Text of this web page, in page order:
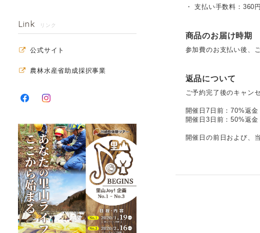
Link リンク
公式サイト
農林水産省助成採択事業
・ 支払い手数料：360
商品のお届け時期
参加費のお支払い後、
返品について
ご予約完了後のキャン
開催日7日前：70%返金
開催日3日前：50%返金
開催日の前日および、